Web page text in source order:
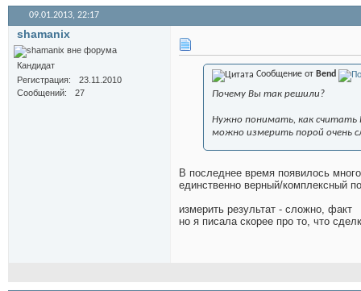
09.01.2013, 22:17
shamanix
Кандидат
Регистрация
23.11.2010
Сообщений
27
Сообщение от Bend
Почему Вы так решили?
Нужно понимать, как считать
можно измерить порой очень
В последнее время появилось
единственно верный/комплексный
измерить результат - сложно, факт
но я писала скорее про то, что